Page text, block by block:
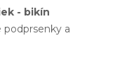
- bikín
a